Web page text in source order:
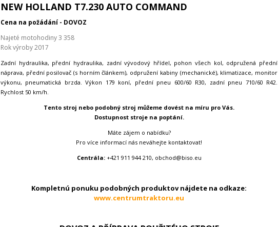
NEW HOLLAND T7.230 AUTO COMMAND
Cena na požádání - DOVOZ
Najeté motohodiny 3 358
Rok výroby 2017
Zadní hydraulika, přední hydraulika, zadní vývodový hřídel, pohon všech kol, odpružená přední
náprava, přední posilovač (s horním článkem), odpružení kabiny (mechanické), klimatizace, monitor
výkonu, pneumatická brzda. Výkon 179 koní, přední pneu 600/60 R30, zadní pneu 710/60 R42.
Rychlost 50 km/h.
Tento stroj nebo podobný stroj můžeme dovést na míru pro Vás.
Dostupnost stroje na poptání.
Máte zájem o nabídku?
Pro více informací nás neváhejte kontaktovat!
Centrála:+421 911 944 210, obchod@biso.eu
Kompletnú ponuku podobných produktov nájdete na odkaze:
www.centrumtraktoru.eu